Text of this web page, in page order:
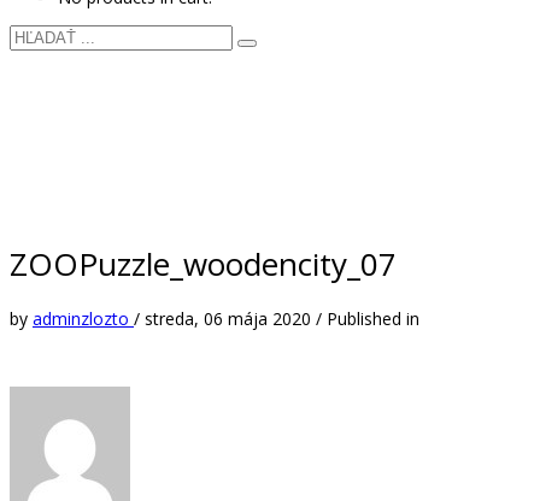
ZOOPuzzle_woodencity_07
by adminzlozto / streda, 06 mája 2020 / Published in